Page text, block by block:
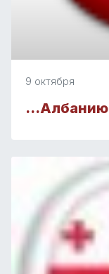
9 октября
…Албанию